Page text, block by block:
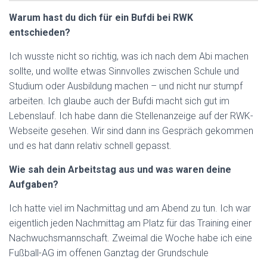
Warum hast du dich für ein Bufdi bei RWK
entschieden?
Ich wusste nicht so richtig, was ich nach dem Abi machen
sollte, und wollte etwas Sinnvolles zwischen Schule und
Studium oder Ausbildung machen – und nicht nur stumpf
arbeiten. Ich glaube auch der Bufdi macht sich gut im
Lebenslauf. Ich habe dann die Stellenanzeige auf der RWK-
Webseite gesehen. Wir sind dann ins Gespräch gekommen
und es hat dann relativ schnell gepasst.
Wie sah dein Arbeitstag aus und was waren deine
Aufgaben?
Ich hatte viel im Nachmittag und am Abend zu tun. Ich war
eigentlich jeden Nachmittag am Platz für das Training einer
Nachwuchsmannschaft. Zweimal die Woche habe ich eine
Fußball-AG im offenen Ganztag der Grundschule